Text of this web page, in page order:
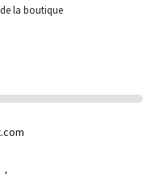
la boutique